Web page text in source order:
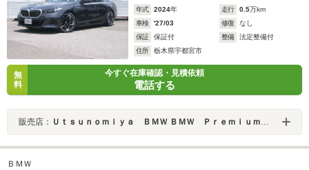
年式
2024年 走行 0.5万km
車検
'27/03 修復
なし
保証
保証付 整備
法定整備付
住所
栃木県宇都宮市
無
料
今すぐ在庫確認・見積依頼
電話する
販売店： Ｕｔｓｕｎｏｍｉｙａ ＢＭＷ ＢＭＷ Ｐｒｅｍｉｕｍ Ｓｅｌｅｃｔｉｏｎ 宇都宮
ＢＭＷ